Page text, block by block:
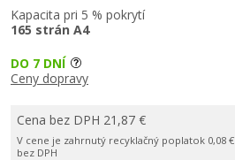
Kapacita pri 5 % pokrytí
165 strán A4
DO 7 DNÍ
Ceny dopravy
Cena bez DPH 21,87 €
V cene je zahrnutý recyklačný poplatok 0,08 €
bez DPH